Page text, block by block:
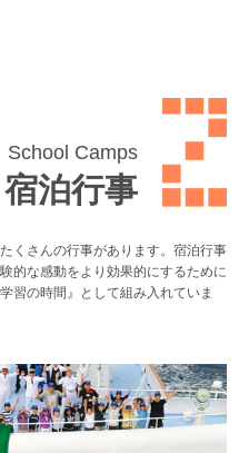
School Camps
宿泊行事
くさんの行事があります。宿泊行事
的な感動をより効果的にするために
習の時間』として組み入れていま